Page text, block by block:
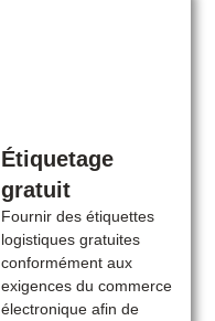
Étiquetage
gratuit
Fournir des étiquettes
logistiques gratuites
conformément aux
exigences du commerce
électronique afin de